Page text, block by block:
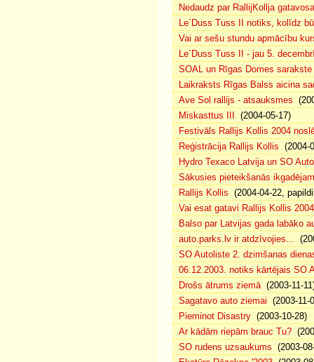
Nedaudz par RallijKollja
Le`Duss Tuss II notiks, kolīdz
Vai ar sešu stundu apmācību
Le`Duss Tuss II - jau 5.
SOAL un Rīgas Domes
Laikraksts Rīgas Balss aicina
Ave Sol rallijs - atsauksmes
Miskasttus III
(2004-05-17)
Festivāls Rallijs Kollis 2004
Reģistrācija Rallijs Kollis (2004-
Hydro Texaco Latvija un SO
Sākusies pieteikšanās
Rallijs Kollis (2004-04-22,
Vai esat gatavi Rallijs Kollis
Balso par Latvijas gada labāko
auto.parks.lv ir atdzīvojies...
SO Autoliste 2. dzimšanas
06.12.2003. notiks kārtējais SO
Drošs ātrums ziemā(2003-11-
Sagatavo auto ziemai (2003-11-
Pieminot Disastry (2003-10-28)
Ar kādām riepām brauc Tu?
SO rudens uzsaukums (2003-